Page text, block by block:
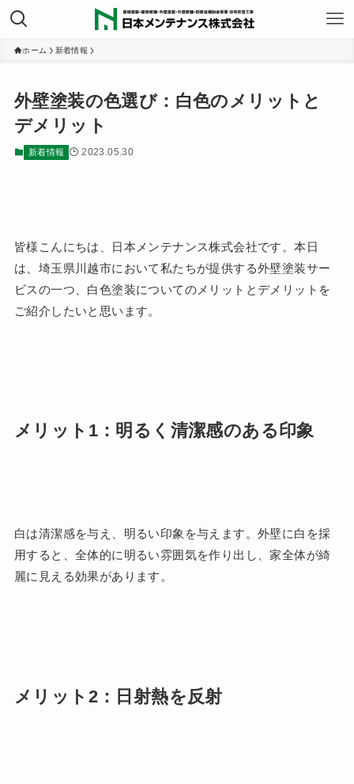
ホーム 新着情報
外壁塗装の色選び：白色のメリットと
デメリット
新着情報 2023.05.30
皆様こんにちは、日本メンテナンス株式会社です。本日
は、埼玉県川越市において私たちが提供する外壁塗装サー
ビスの一つ、白色塗装についてのメリットとデメリットを
ご紹介したいと思います。
メリット1：明るく清潔感のある印象
白は清潔感を与え、明るい印象を与えます。外壁に白を採
用すると、全体的に明るい雰囲気を作り出し、家全体が綺
麗に見える効果があります。
メリット2：日射熱を反射